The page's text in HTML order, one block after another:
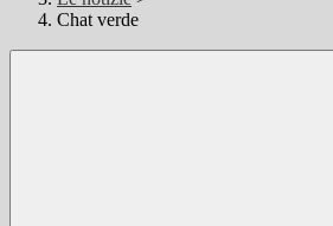
Chat verde